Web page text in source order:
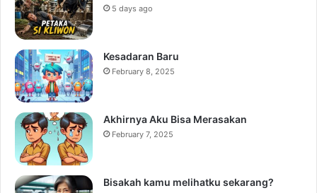
5 days ago
Kesadaran Baru
February 8, 2025
Akhirnya Aku Bisa Merasakan
February 7, 2025
Bisakah kamu melihatku sekarang?